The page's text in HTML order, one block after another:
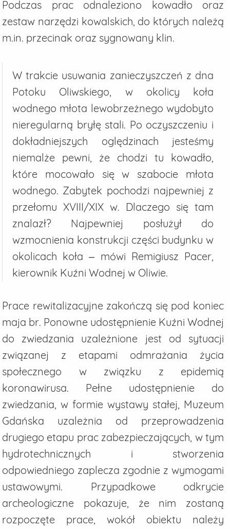
Podczas prac odnaleziono kowadło oraz
zestaw narzędzi kowalskich, do których należą
m.in. przecinak oraz sygnowany klin.
W trakcie usuwania zanieczyszczeń z dna
Potoku Oliwskiego, w okolicy koła
wodnego młota lewobrzeżnego wydobyto
nieregularną bryłę stali. Po oczyszczeniu i
dokładniejszych oględzinach jesteśmy
niemalże pewni, że chodzi tu kowadło,
które mocowało się w szabocie młota
wodnego. Zabytek pochodzi najpewniej z
przełomu XVIII/XIX w. Dlaczego się tam
znalazł? Najpewniej posłużył do
wzmocnienia konstrukcji części budynku w
okolicach koła – mówi Remigiusz Pacer,
kierownik Kuźni Wodnej w Oliwie.
Prace rewitalizacyjne zakończą się pod koniec
maja br. Ponowne udostępnienie Kuźni Wodnej
do zwiedzania uzależnione jest od sytuacji
związanej z etapami odmrażania życia
społecznego w związku z epidemią
koronawirusa. Pełne udostępnienie do
zwiedzania, w formie wystawy stałej, Muzeum
Gdańska uzależnia od przeprowadzenia
drugiego etapu prac zabezpieczających, w tym
hydrotechnicznych i stworzenia
odpowiedniego zaplecza zgodnie z wymogami
ustawowymi. Przypadkowe odkrycie
archeologiczne pokazuje, że nim zostaną
rozpoczęte prace, wokół obiektu należy